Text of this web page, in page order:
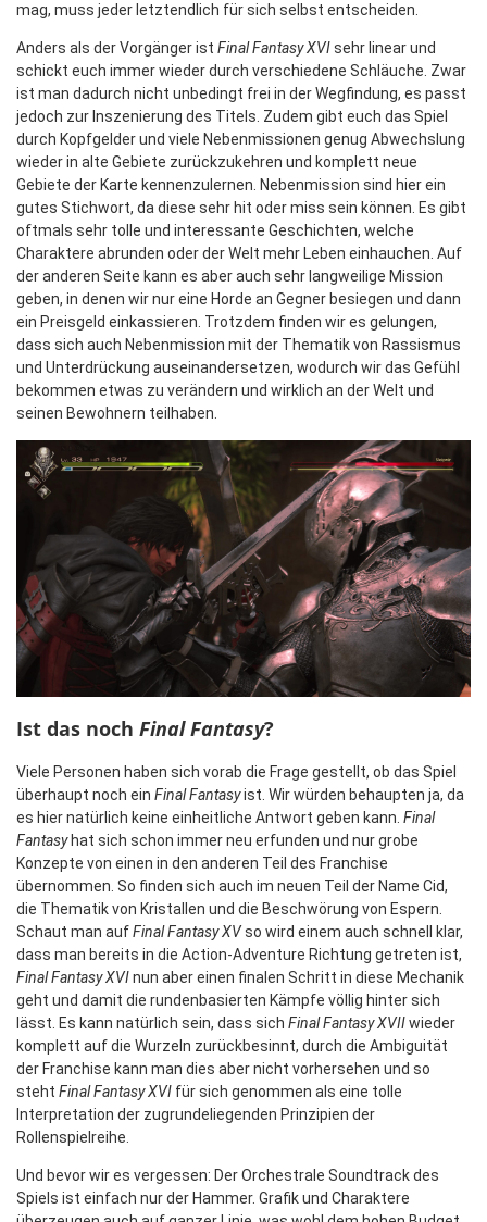
mag, muss jeder letztendlich für sich selbst entscheiden.
Anders als der Vorgänger ist Final Fantasy XVIsehr linear und
schickt euch immer wieder durch verschiedene Schläuche. Zwar
ist man dadurch nicht unbedingt frei in der Wegfindung, es passt
jedoch zur Inszenierung des Titels. Zudem gibt euch das Spiel
durch Kopfgelder und viele Nebenmissionen genug Abwechslung
wieder in alte Gebiete zurückzukehren und komplett neue
Gebiete der Karte kennenzulernen. Nebenmission sind hier ein
gutes Stichwort, da diese sehr hit oder miss sein können. Es gibt
oftmals sehr tolle und interessante Geschichten, welche
Charaktere abrunden oder der Welt mehr Leben einhauchen. Auf
der anderen Seite kann es aber auch sehr langweilige Mission
geben, in denen wir nur eine Horde an Gegner besiegen und dann
ein Preisgeld einkassieren. Trotzdem finden wir es gelungen,
dass sich auch Nebenmission mit der Thematik von Rassismus
und Unterdrückung auseinandersetzen, wodurch wir das Gefühl
bekommen etwas zu verändern und wirklich an der Welt und
seinen Bewohnern teilhaben.
Ist das noch Final Fantasy?
Viele Personen haben sich vorab die Frage gestellt, ob das Spiel
überhaupt noch ein Final Fantasyist. Wir würden behaupten ja, da
es hier natürlich keine einheitliche Antwort geben kann. Final
Fantasyhat sich schon immer neu erfunden und nur grobe
Konzepte von einen in den anderen Teil des Franchise
übernommen. So finden sich auch im neuen Teil der Name Cid,
die Thematik von Kristallen und die Beschwörung von Espern.
Schaut man aufFinal Fantasy XVso wird einem auch schnell klar,
dass man bereits in die Action-Adventure Richtung getreten ist,
Final Fantasy XVInun aber einen finalen Schritt in diese Mechanik
geht und damit die rundenbasierten Kämpfe völlig hinter sich
lässt. Es kann natürlich sein, dass sich Final Fantasy XVIIwieder
komplett auf die Wurzeln zurückbesinnt, durch die Ambiguität
der Franchise kann man dies aber nicht vorhersehen und so
steht Final Fantasy XVI für sich genommen als eine tolle
Interpretation der zugrundeliegenden Prinzipien der
Rollenspielreihe.
Und bevor wir es vergessen: Der Orchestrale Soundtrack des
Spiels ist einfach nur der Hammer. Grafik und Charaktere